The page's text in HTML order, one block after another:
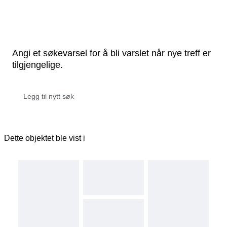
Angi et søkevarsel for å bli varslet når nye treff er
tilgjengelige.
Dette objektet ble vist i